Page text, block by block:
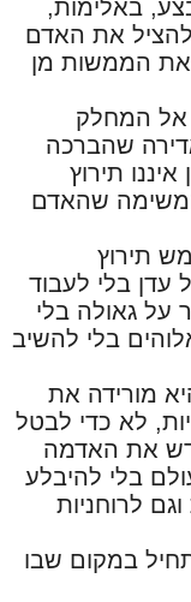
באלימות,
את האדם
הממשות מן
אל המחלק
שהברכה
תירוץ
שהאדם
תירוץ
בלי לעבוד
על גאולה בלי
בלי להשיב
מורידה את
לא כדי לבטל
את האדמה
בלי להיבלע
לרוחניות
במקום שבו